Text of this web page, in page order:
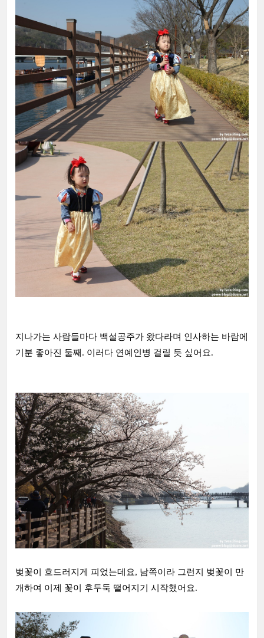
지나가는 사람들마다 백설공주가 왔다라며 인사하는 바람에
기분 좋아진 둘째. 이러다 연예인병 걸릴 듯 싶어요.
벚꽃이 흐드러지게 피었는데요, 남쪽이라 그런지 벚꽃이 만
개하여 이제 꽃이 후두둑 떨어지기 시작했어요.